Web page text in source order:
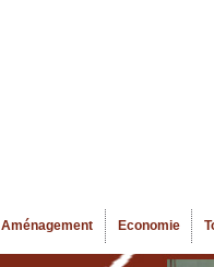
Aménagement Economie